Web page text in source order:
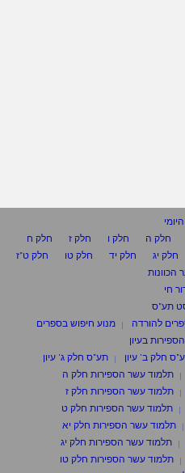
חלק ה חלק ו חלק ז
חלק ח
חלק יג חלק יד חלק טו
חלק ט"ז
הכוונות
חי
תע"ס
להורדה
מנוע חיפוש בספרים
בעיון
חלק ב' עיון
תע"ס חלק ג' עיון
תלמוד עשר הספירות חלק ה
תלמוד עשר הספירות חלק ז
תלמוד עשר הספירות חלק ט
תלמוד עשר הספירות חלק יא
תלמוד עשר הספירות חלק יג
תלמוד עשר הספירות חלק טו